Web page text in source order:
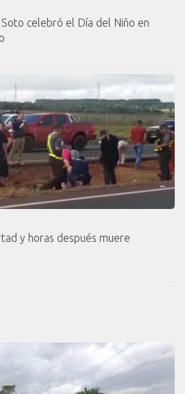
celebró el Día del Niño en
y horas después muere